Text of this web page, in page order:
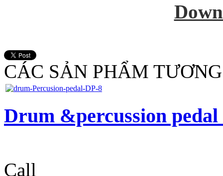
CÁC SẢN PHẨM
Drum &percussion pedal
Call